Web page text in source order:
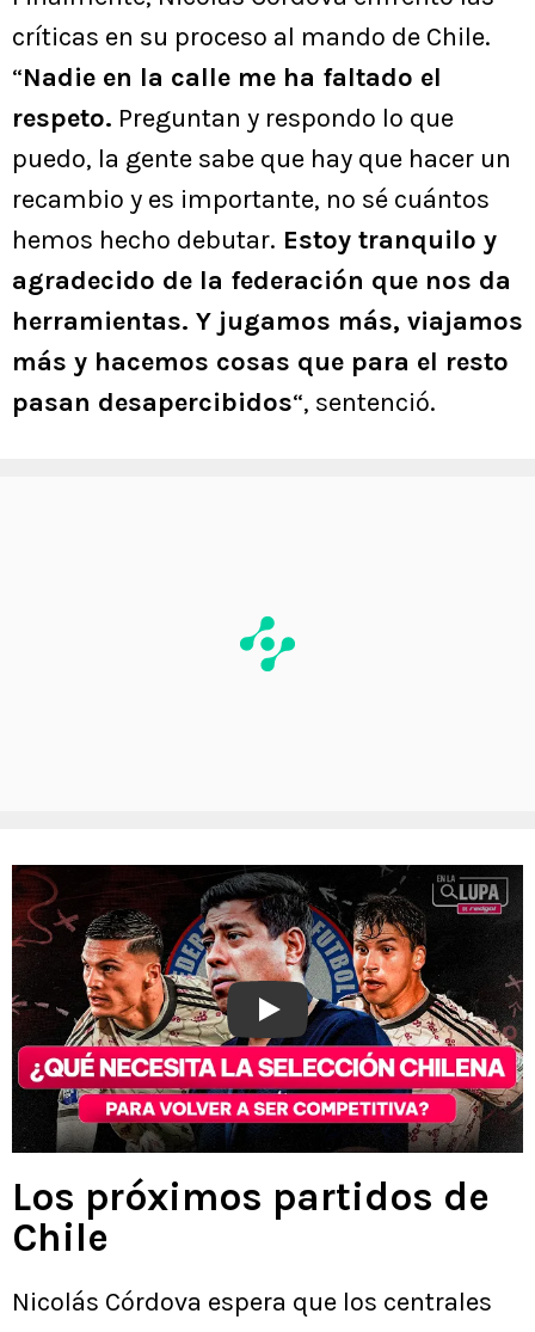
críticas en su proceso al mando de Chile.
“Nadie en la calle me ha faltado el
respeto. Preguntan y respondo lo que
puedo, la gente sabe que hay que hacer un
recambio y es importante, no sé cuántos
hemos hecho debutar. Estoy tranquilo y
agradecido de la federación que nos da
herramientas. Y jugamos más, viajamos
más y hacemos cosas que para el resto
pasan desapercibidos“, sentenció.
Play
Los próximos partidos de
Chile
Nicolás Córdova espera que los centrales